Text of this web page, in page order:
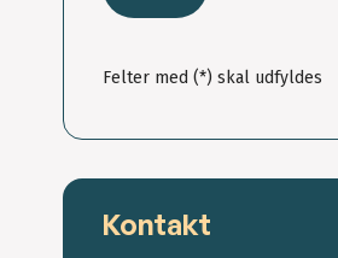
Felter med (*) skal udfyldes
Kontakt